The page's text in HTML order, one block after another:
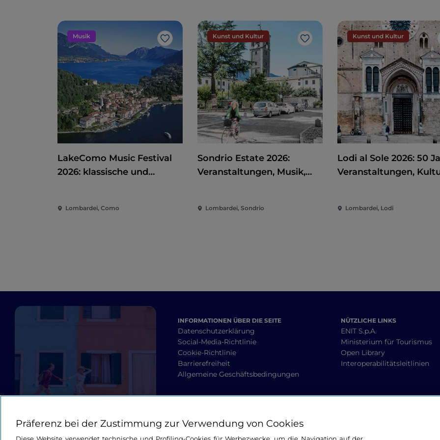
Musik
Like
LakeComo Music Festival
2026: klassische und
am Comer See
Lombardei, Como
Kunst und Kultur
Like
Sondrio Estate 2026:
Veranstaltungen, Musik,
Lombardei, Sondrio
Kunst und Kultur
Lodi al Sole 2026: 50
Veranstaltungen,
Lombardei, Lodi
INFORMATIONEN ÜBER DIE SEITE
Datenschutzerklärung
Social-Media-Richtlinie
Cookie-Richtlinie
Barrierefreiheit
Allgemeine Geschäftsbedingungen
NÜTZLICHE LINKS
ENIT S.p.A.
Ministerium für Tourismus
Open Library
Interoperabilitätsleitlinien
Präferenz bei der Zustimmung zur Verwendung von Cookies